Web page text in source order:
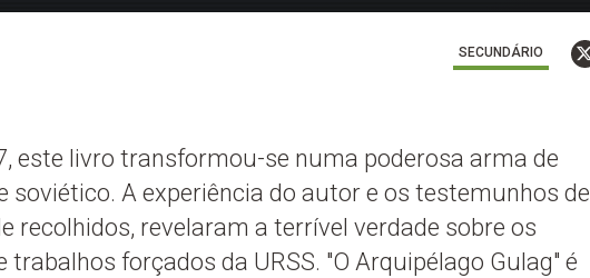
SECUNDÁRIO
este livro transformou-se numa poderosa arma de
soviético. A experiência do autor e os testemunhos de
recolhidos, revelaram a terrível verdade sobre os
trabalhos forçados da URSS. "O Arquipélago Gulag" é